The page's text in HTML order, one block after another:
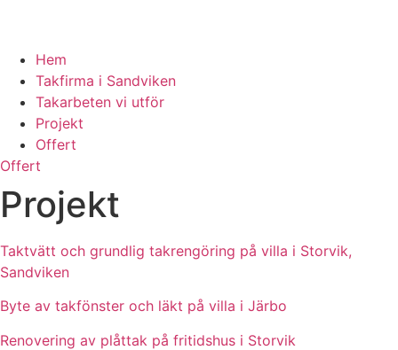
Hem
Takfirma i Sandviken
Takarbeten vi utför
Projekt
Offert
Offert
Projekt
Taktvätt och grundlig takrengöring på villa i Storvik,
Sandviken
Byte av takfönster och läkt på villa i Järbo
Renovering av plåttak på fritidshus i Storvik